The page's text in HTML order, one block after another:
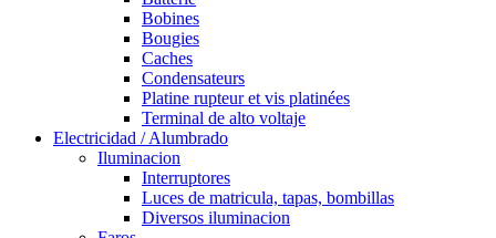
Bobines
Bougies
Caches
Condensateurs
Platine rupteur et vis platinées
Terminal de alto voltaje
Electricidad / Alumbrado
Iluminacion
Interruptores
Luces de matricula, tapas, bombillas
Diversos iluminacion